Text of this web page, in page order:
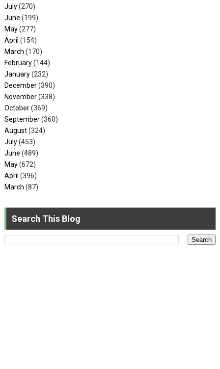
July(270)
June (199)
May(277)
April (154)
March (170)
February(144)
January(232)
December(390)
November(338)
October(369)
September(360)
August(324)
July(453)
June (489)
May(672)
April (396)
March (87)
Search This Blog